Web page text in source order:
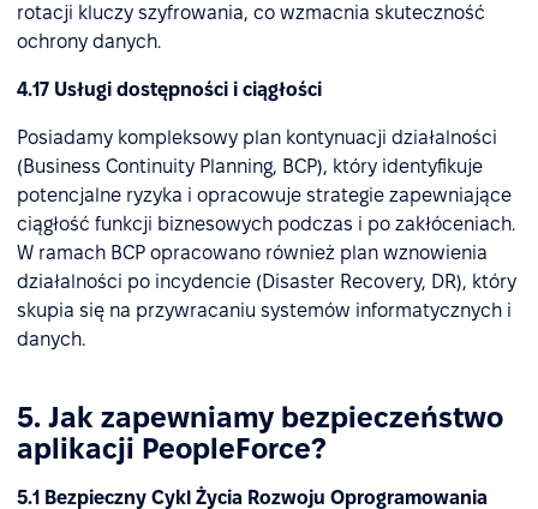
rotacji kluczy szyfrowania, co wzmacnia skuteczność
ochrony danych.
4.17 Usługi dostępności i ciągłości
Posiadamy kompleksowy plan kontynuacji działalności
(Business Continuity Planning, BCP), który identyfikuje
potencjalne ryzyka i opracowuje strategie zapewniające
ciągłość funkcji biznesowych podczas i po zakłóceniach.
W ramach BCP opracowano również plan wznowienia
działalności po incydencie (Disaster Recovery, DR), który
skupia się na przywracaniu systemów informatycznych i
danych.
5. Jak zapewniamy bezpieczeństwo
aplikacji PeopleForce?
5.1 Bezpieczny Cykl Życia Rozwoju Oprogramowania